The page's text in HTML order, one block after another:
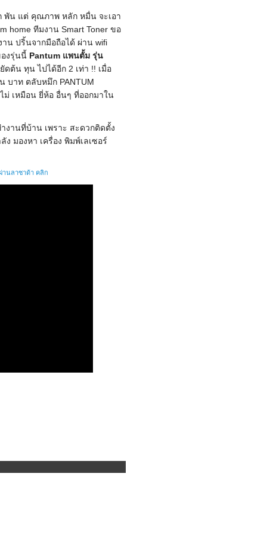
พัน แต่ คุณภาพ หลัก หมื่น จะเอา
home ทีมงาน Smart Toner ขอ
น ปริ้นจากมือถือได้ ผ่าน wifi
องรุ่นนี้ Pantum แพนตั้ม รุ่น
ต้น ทุน ไปได้อีก 2 เท่า !! เมื่อ
บาท ตลับหมึก PANTUM
เหมือน ยี่ห้อ อื่นๆ ที่ออกมาใน
ง มองหา เครื่อง พิมพ์เลเซอร์
านลาซาด้า คลิก